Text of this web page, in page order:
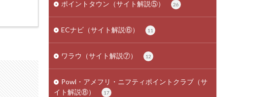
ポイントタウン（サイト解説⑤） 26
ECナビ（サイト解説⑥） 11
ワラウ（サイト解説⑦） 12
Powl・アメフリ・ニフティポイントクラブ（サ
イト解説⑧）
17